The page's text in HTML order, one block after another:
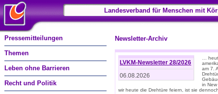
Landesverband für Menschen mit
Pressemitteilungen
Themen
Leben ohne Barrieren
Recht und Politik
Newsletter-Archiv
LVKM-Newsletter 28/2026
06.08.2026
…
am 7.
in
wir heute die Drehtüre feiern, ist sie